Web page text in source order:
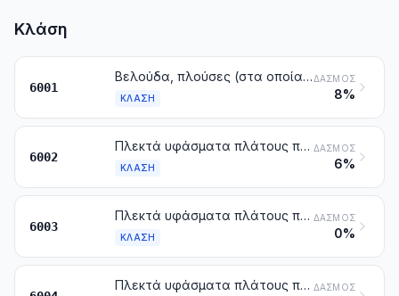
Κλάση
6001
Βελούδα, πλούσες (στα οποία περιλαμβάνονται και τα υφάσματα με την ονομασία «με μακρύ τρίχωμα») και υφάσματα βροχιδωτά, όλα πλεκτά
ΚΛΆΣΗ
ΔΑΣΜΌΣ
8%
6002
Πλεκτά υφάσματα πλάτους που δεν υπερβαίνει τα 30 cm, που περιέχουν κατά βάρος 5 % ή περισσότερο νήματα ελαστομερή ή νήματα από καουτσούκ, άλλα από εκείνα της κλάσης 6001
ΚΛΆΣΗ
ΔΑΣΜΌΣ
6%
6003
Πλεκτά υφάσματα πλάτους που δεν υπερβαίνει τα 30 cm, άλλα από εκείνα των κλάσεων 6001 και 6002
ΚΛΆΣΗ
ΔΑΣΜΌΣ
0%
Πλεκτά υφάσματα πλάτους που υπερβαίνει τα 30 cm, που περιέχουν κατά βάρος 5 % ή περισσότερο νήματα ελαστομερή ή νήματα από καουτσούκ, άλλα από εκείνα της κλάσης 6001 ΔΑΣΜΌΣ